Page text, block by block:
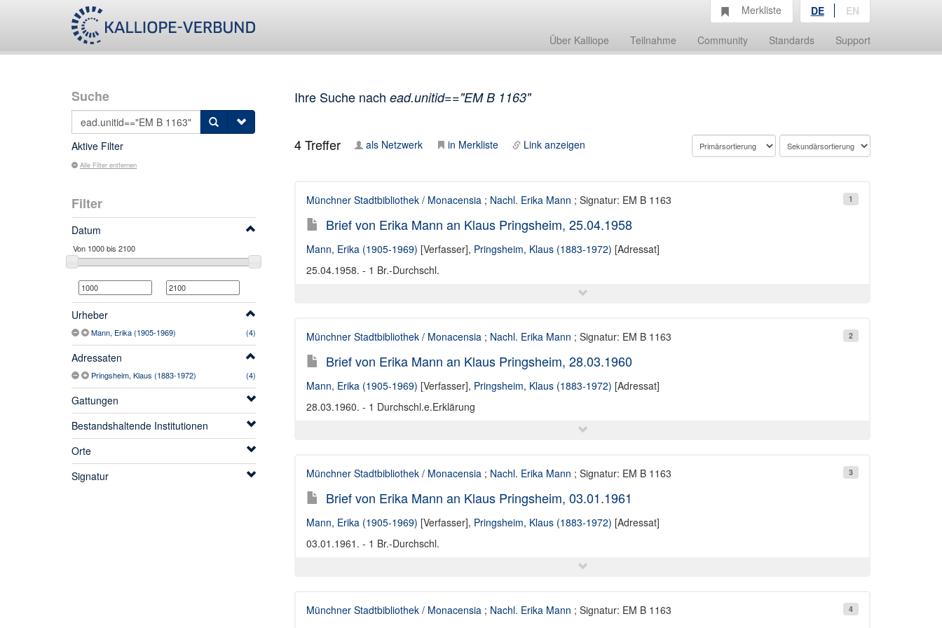
Über Kalliope Teilnahme Community Standards Support
Merkliste DE EN
Suche
Aktive Filter
Alle Filter entfernen
Filter
Datum
Urheber
Mann, Erika (1905-1969) (4)
Adressaten
Pringsheim, Klaus (1883-1972) (4)
Gattungen
Bestandshaltende Institutionen
Orte
Signatur
Ihre Suche nach ead.unitid=="EM B 1163"
4Treffer als Netzwerk in Merkliste Link anzeigen
1
Münchner Stadtbibliothek / Monacensia; Nachl. Erika Mann ; Signatur: EM B 1163
Brief von Erika Mann an Klaus Pringsheim, 25.04.1958
Mann, Erika (1905-1969) [Verfasser], Pringsheim, Klaus (1883-1972) [Adressat]
25.04.1958. - 1 Br.-Durchschl.
2
Münchner Stadtbibliothek / Monacensia; Nachl. Erika Mann ; Signatur: EM B 1163
Brief von Erika Mann an Klaus Pringsheim, 28.03.1960
Mann, Erika (1905-1969) [Verfasser], Pringsheim, Klaus (1883-1972) [Adressat]
28.03.1960. - 1 Durchschl.e.Erklärung
3
Münchner Stadtbibliothek / Monacensia; Nachl. Erika Mann ; Signatur: EM B 1163
Brief von Erika Mann an Klaus Pringsheim, 03.01.1961
Mann, Erika (1905-1969) [Verfasser], Pringsheim, Klaus (1883-1972) [Adressat]
03.01.1961. - 1 Br.-Durchschl.
4
Münchner Stadtbibliothek / Monacensia; Nachl. Erika Mann ; Signatur: EM B 1163